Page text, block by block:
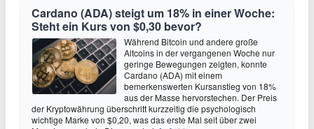
Cardano (ADA) steigt um 18% in einer Woche:
Steht ein Kurs von $0,30 bevor?
Während Bitcoin und andere große
Altcoins in der vergangenen Woche nur
geringe Bewegungen zeigten, konnte
Cardano (ADA) mit einem
bemerkenswerten Kursanstieg von 18%
aus der Masse hervorstechen. Der Preis
der Kryptowährung überschritt kurzzeitig die psychologisch
wichtige Marke von $0,20, was das erste Mal seit über zwei